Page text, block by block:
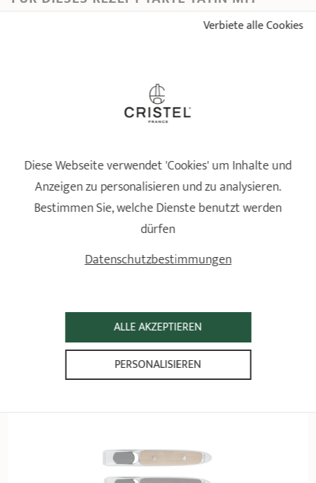
ZUCCHINI UND TOMATEN VERWENDETE
Edelstahlpfanne
Ø 20 - 22 - 24 - 26 - 28 - 30 -
165 Bewertungen
LEGEN
Abnehmbarer Griff aus
Massivholz
36 Bewertungen
Diese Webseite verwendet 'Cookies' um Inhalte und
Anzeigen zu personalisieren und zu analysieren.
Bestimmen Sie, welche Dienste benutzt werden
dürfen
ALLE AKZEPTIEREN
Verbiete alle Cookies
PERSONALISIEREN
Datenschutzbestimmungen